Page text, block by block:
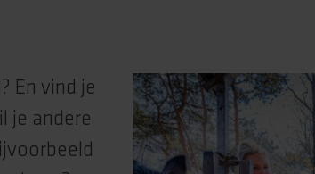
En vind je
je andere